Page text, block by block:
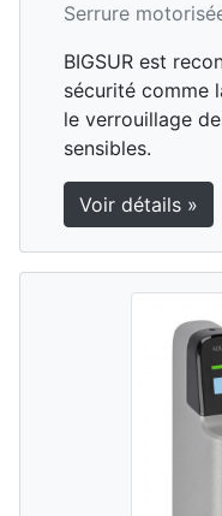
Serrure
BIGSUR est
sécurité comme
le verrouillage
sensibles.
Voir détails »